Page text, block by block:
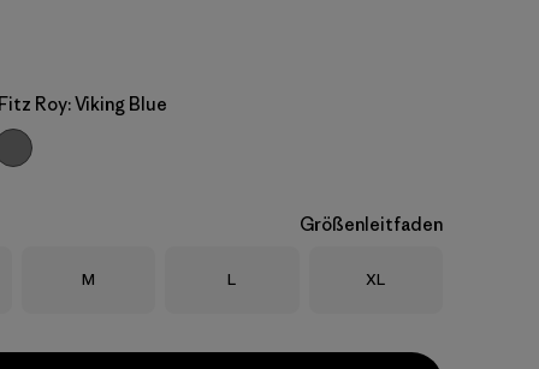
Roy: Viking Blue
Größenleitfaden
Größe
M Größe
L Größe
XL